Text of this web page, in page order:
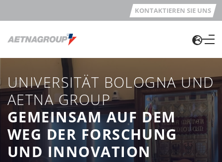
KONTAKTIEREN SIE UNS
UNIVERSITÄT BOLOGNA UND
AETNA GROUP
GEMEINSAM AUF DEM
WEG DER FORSCHUNG
UND INNOVATION